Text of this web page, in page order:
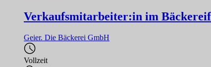
Verkaufsmitarbeiter:in im
Geier. Die Bäckerei GmbH
Vollzeit